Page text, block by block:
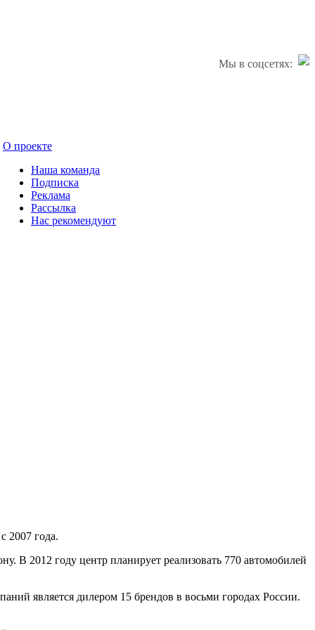
Мы в соцсетях:
О проекте
Наша команда
Подписка
Реклама
Рассылка
Нас рекомендуют
2007 года.
В 2012 году центр планирует реализовать 770 автомобилей
является дилером 15 брендов в восьми городах России.